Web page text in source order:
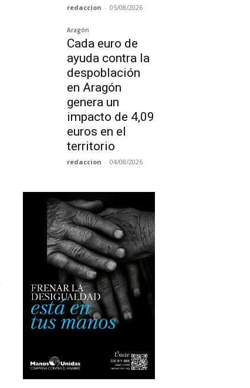
redaccion - 05/08/2026
Aragón
Cada euro de
ayuda contra la
despoblación
en Aragón
genera un
impacto de 4,09
euros en el
territorio
redaccion - 04/08/2026